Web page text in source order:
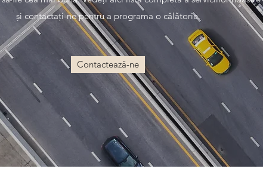
și contactați-ne pentru a programa o călătorie.
Contactează-ne